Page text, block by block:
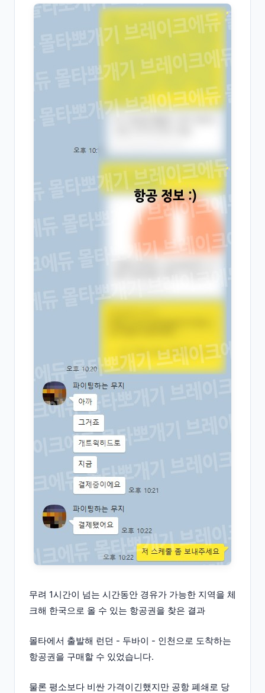
무려 1시간이 넘는 시간동안 경유가 가능한 지역을 체
크해 한국으로 올 수 있는 항공권을 찾은 결과
몰타에서 출발해 런던 - 두바이 - 인천으로 도착하는
항공권을 구매할 수 있었습니다.
물론 평소보다 비싼 가격이긴했지만 공항 폐쇄로 당